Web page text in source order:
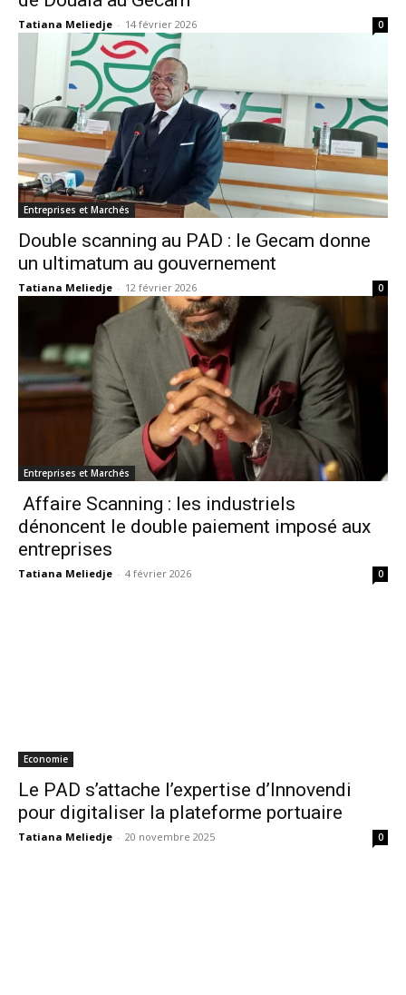
Tatiana Meliedje - 14 février 2026 0
Entreprises et Marchés
Double scanning au PAD : le Gecam donne
un ultimatum au gouvernement
Tatiana Meliedje - 12 février 2026 0
Entreprises et Marchés
Affaire Scanning : les industriels
dénoncent le double paiement imposé aux
entreprises
Tatiana Meliedje - 4 février 2026 0
Economie
Le PAD s’attache l’expertise d’Innovendi
pour digitaliser la plateforme portuaire
Tatiana Meliedje - 20 novembre 2025 0